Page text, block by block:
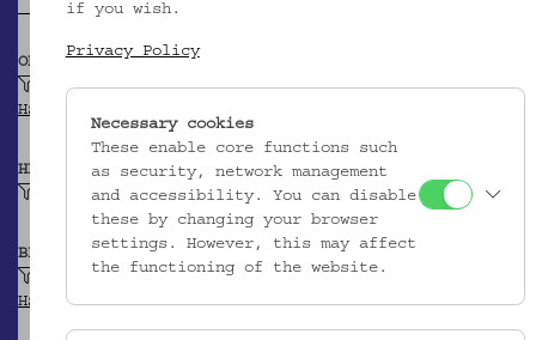
OBJEKTKLASSE
Handspindel
HSA-Thesaurus
HERSTELLER/IN
Unbekannt
BEITRAGENDE/R
HSA-Thesaurus
if you wish.
Privacy Policy
Necessary cookies
These enable core functions such
as security, network management
and accessibility. You can disable
these by changing your browser
settings. However, this may affect
the functioning of the website.